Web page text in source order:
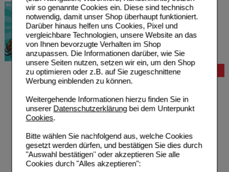
wir so genannte Cookies ein. Diese sind technisch
notwendig, damit unser Shop überhaupt funktioniert.
Darüber hinaus helfen uns Cookies, Pixel und
vergleichbare Technologien, unsere Website an das
von Ihnen bevorzugte Verhalten im Shop
anzupassen. Die Informationen darüber, wie Sie
unsere Seiten nutzen, setzen wir ein, um den Shop
zu optimieren oder z.B. auf Sie zugeschnittene
Werbung einblenden zu können.
Weitergehende Informationen hierzu finden Sie in
unserer Datenschutzerklärungbei dem Unterpunkt
Cookies.
Bitte wählen Sie nachfolgend aus, welche Cookies
gesetzt werden dürfen, und bestätigen Sie dies durch
"Auswahl bestätigen" oder akzeptieren Sie alle
Cookies durch "Alles akzeptieren":
Bestellung
Hilfe zur Anmeldung
Zahlungsmöglichkeiten
Rezepte einlösen
Auslandsbestellung
Reklamation
Widerrufsformular
Problembehebung